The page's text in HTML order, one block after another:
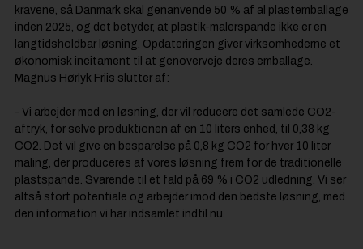
kravene, så Danmark skal genanvende 50 % af al plastemballage
inden 2025, og det betyder, at plastik-malerspande ikke er en
langtidsholdbar løsning. Opdateringen giver virksomhederne et
økonomisk incitament til at genoverveje deres emballage.
Magnus Hørlyk Friis slutter af:
- Vi arbejder med en løsning, der vil reducere det samlede CO2-
aftryk, for selve produktionen af en 10 liters enhed, til 0,38 kg
CO2. Det vil give en besparelse på 0,8 kg CO2 for hver 10 liter
maling, der produceres af vores løsning frem for de traditionelle
plastspande. Svarende til et fald på 69 % i CO2 udledning. Vi ser
altså stort potentiale og arbejder imod den bedste løsning, med
den information vi har indsamlet indtil nu.